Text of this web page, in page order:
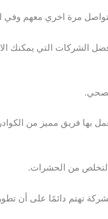
مرة اخري معهم وفي
الشركات التي يمكنك
بها فريق مميز من
التخلص من الحشرات.
تهتم دائمًا على أن